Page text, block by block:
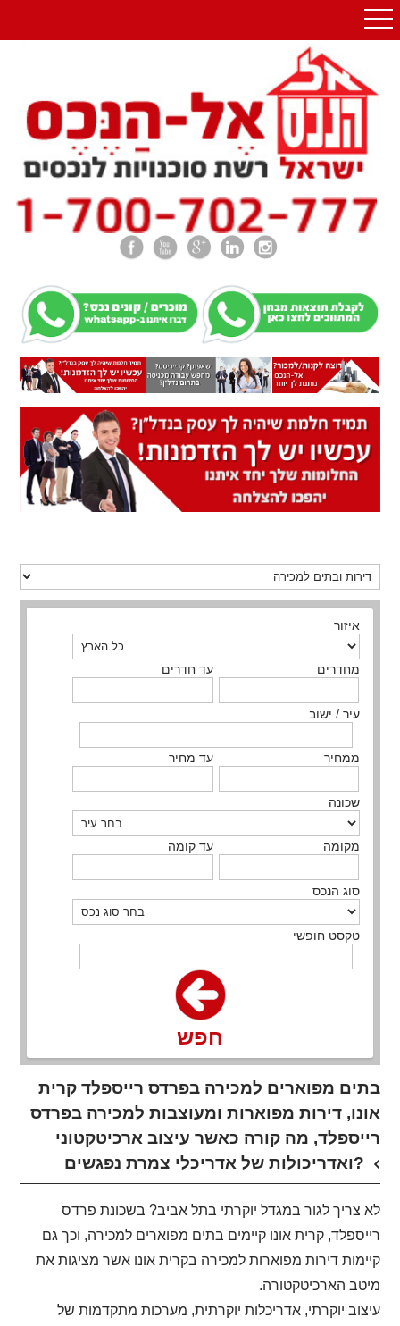
איזור
מחדרים עד חדרים
עיר / ישוב
ממחיר עד מחיר
שכונה
מקומה עד קומה
סוג הנכס
טקסט חופשי
חפש
בתים מפוארים למכירה בפרדס רייספלד קרית
אונו, דירות מפוארות ומעוצבות למכירה בפרדס
רייספלד, מה קורה כאשר עיצוב ארכיטקטוני
ואדריכולות של אדריכלי צמרת נפגשים?
לא צריך לגור במגדל יוקרתי בתל אביב? בשכונת פרדס
רייספלד, קרית אונו קיימים בתים מפוארים למכירה, וכך גם
קיימות דירות מפוארות למכירה בקרית אונו אשר מציגות את
מיטב הארכיטקטורה.
עיצוב יוקרתי, אדריכלות יוקרתית, מערכות מתקדמות של